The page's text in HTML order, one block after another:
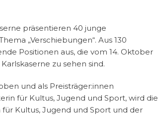
präsentieren 40 junge
„Verschiebungen“. Aus 130
Positionen aus, die vom 14. Oktober
zu sehen sind.
und als Preisträger:innen
für Kultus, Jugend und Sport, wird die
Kultus, Jugend und Sport und der